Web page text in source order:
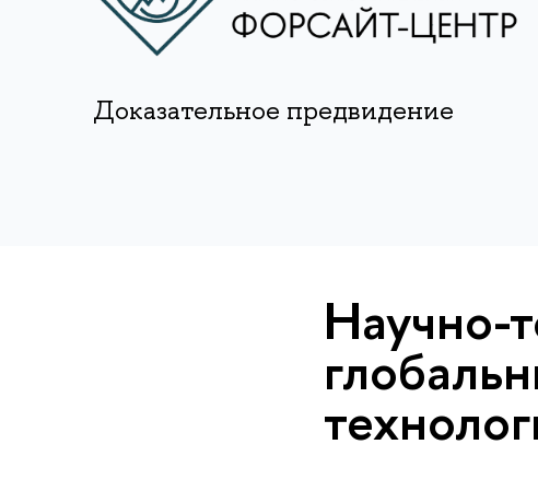
Доказательное предвидение
Научно-